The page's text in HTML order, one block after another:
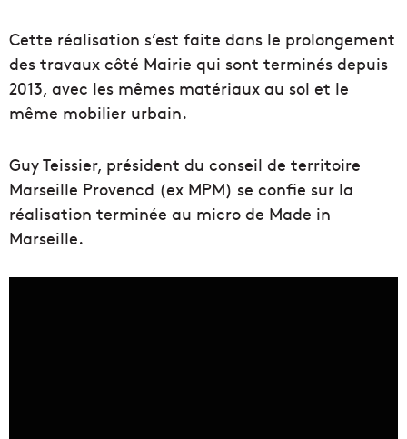
Cette réalisation s’est faite dans le prolongement
des travaux côté Mairie qui sont terminés depuis
2013, avec les mêmes matériaux au sol et le
même mobilier urbain.
Guy Teissier, président du conseil de territoire
Marseille Provencd (ex MPM) se confie sur la
réalisation terminée au micro de Made in
Marseille.